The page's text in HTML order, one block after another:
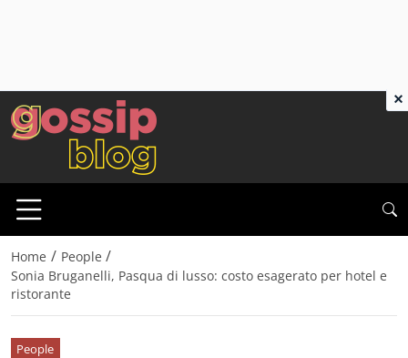
Home / People /
Sonia Bruganelli, Pasqua di lusso: costo esagerato per hotel e
ristorante
People
×